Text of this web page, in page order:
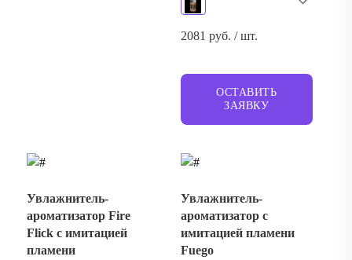
2081 руб. / шт.
ОСТАВИТЬ
ЗАЯВКУ
Увлажнитель-
ароматизатор Fire
Flick с имитацией
пламени
Увлажнитель-
ароматизатор с
имитацией пламени
Fuego